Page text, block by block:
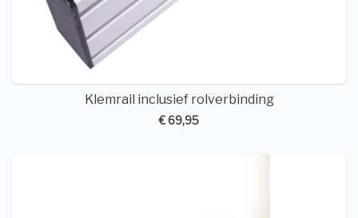
Klemrail inclusief rolverbinding
€ 69,95